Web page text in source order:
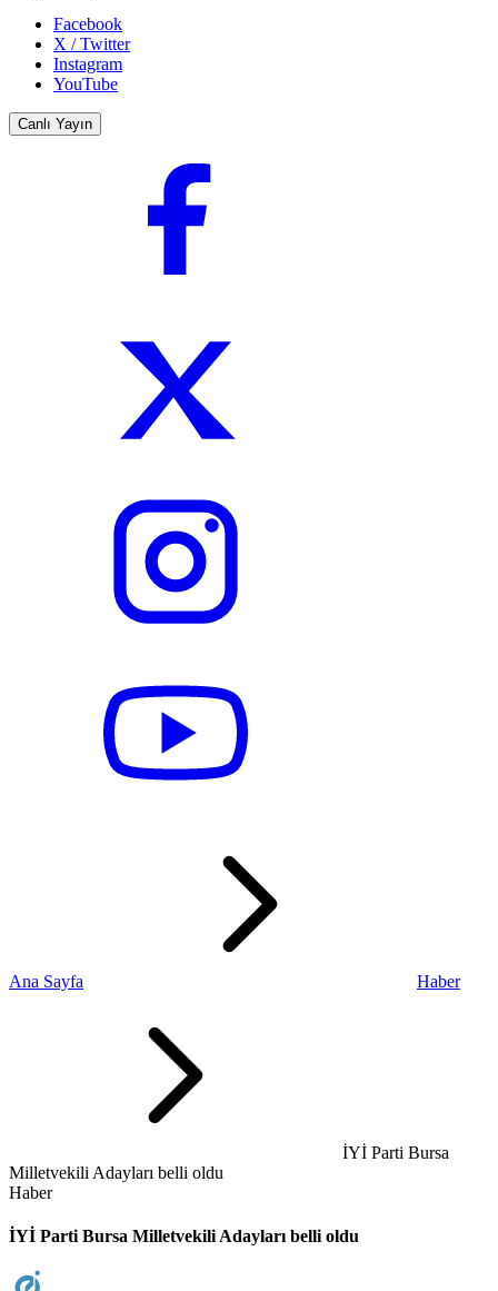
Facebook
X / Twitter
Instagram
YouTube
Canlı Yayın
Ana Sayfa Haber
İYİ Parti Bursa
Milletvekili Adayları belli oldu
Haber
İYİ Parti Bursa Milletvekili Adayları belli oldu